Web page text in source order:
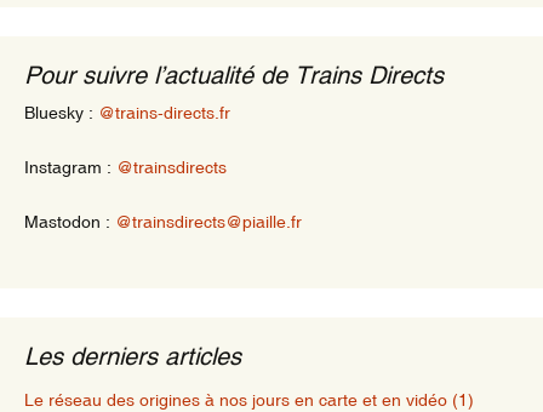
Pour suivre l’actualité de Trains Directs
Bluesky : @trains-directs.fr
Instagram : @trainsdirects
Mastodon : @trainsdirects@piaille.fr
Les derniers articles
Le réseau des origines à nos jours en carte et en vidéo (1)